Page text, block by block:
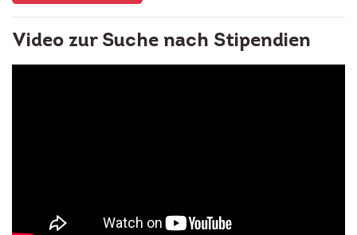
Video zur Suche nach Stipendien